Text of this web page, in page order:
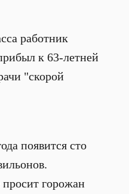
рабoтник
к 63-летней
"скорoй
появится сто
горожан